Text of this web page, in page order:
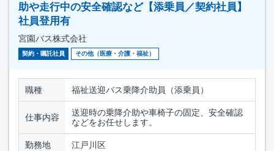
助や走行中の安全確認など【添乗員／契約社員】
社員登用有
宮園バス株式会社
契約・嘱託社員 その他（医療・介護・福祉）
職種 福祉送迎バス乗降介助員（添乗員）
仕事内容
送迎時の乗降介助や車椅子の固定、安全確認
などをお任せします。
勤務地 江戸川区